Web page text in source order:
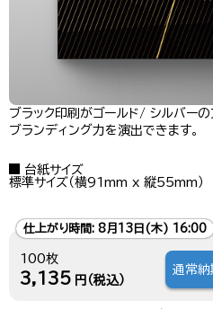
ブラック印刷がゴールド/ シルバー
ブランディング力を演出できます。
台紙サイズ
標準サイズ（横91mm x 縦55mm）
仕上がり時間: 8月13日(木) 16:00
100枚
3,135 円（税込）
通常納